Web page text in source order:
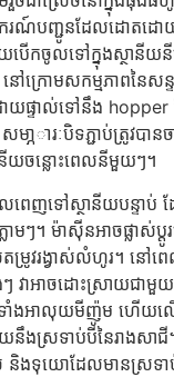
ណ៍បញ្ជូនដែលដោតដោយ
យបើកចូលទៅក្នុងស្ថានី
នៅក្រោមសកម្មភាពនៃស
ោយផ្ទាល់ទៅនឹង
ភារៈបិទភ្ជាប់ត្រូវបាន
យចន្លោះពេលនីមួយៗ។
េញទៅស្ថានីយបន្ទាប់ ដ
មៗ។ ម៉ាស៊ីនអាចផ្លាស់ប្តូ
ម្រូវរង្វាស់លំហូរ។ នៅព
ៗ វាអាចដោះស្រាយជាមួ
ាំងអាលុយមីញ៉ូម ហើយល
នឹងស្រទាប់បីនៃរាងសាជី
ង​ទុយោ​ដែល​មាន​ស្រទាប់​